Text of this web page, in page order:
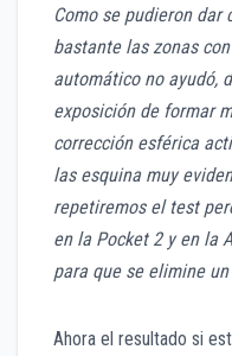
Como se pudieron dar
bastante las zonas
automático no ayudó,
exposición de formar
corrección esférica
las esquina muy
repetiremos el test
en la Pocket 2 y en la
para que se elimine
Ahora el resultado si